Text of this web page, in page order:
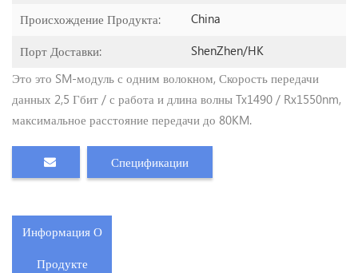
Происхождение Продукта: China
Порт Доставки:
ShenZhen/HK
Это это SM-модуль с одним волокном, Скорость передачи
данных 2,5 Гбит / с работа и длина волны Tx1490 / Rx1550nm,
максимальное расстояние передачи до 80KM.
Спецификации
Информация О
Продукте